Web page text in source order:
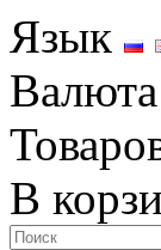
Язык
Валюта
В